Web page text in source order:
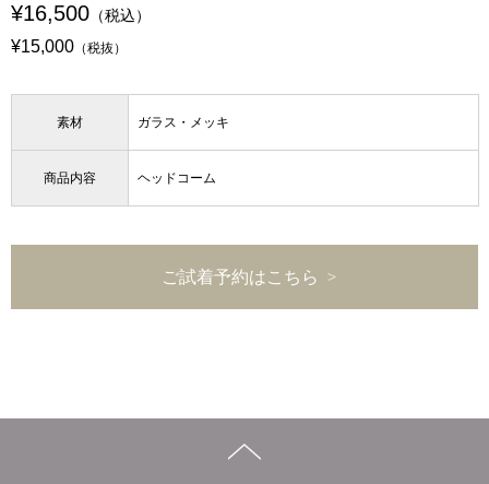
¥16,500 （税込）
¥15,000 （税抜）
素材 ガラス・メッキ
商品内容 ヘッドコーム
ご試着予約はこちら